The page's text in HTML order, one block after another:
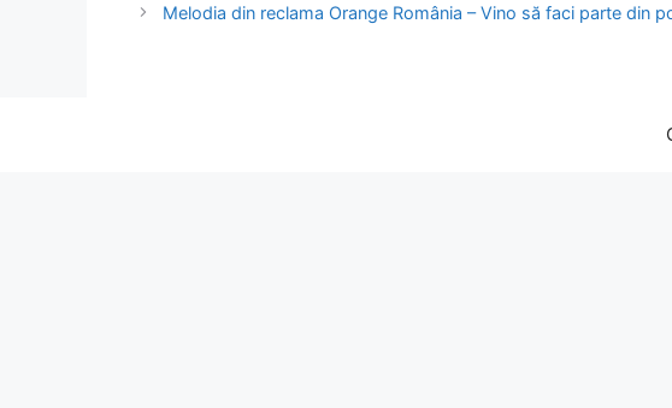
Melodia din reclama Orange România – Vino să faci parte din